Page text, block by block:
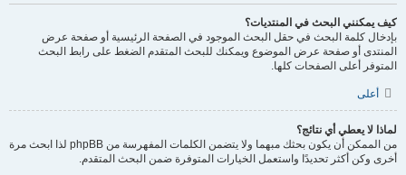
كيف يمكنني البحث في المنتديات؟
بإدخال كلمة البحث في حقل البحث الموجود في الصفحة الرئيسية أو صفحة عرض
المنتدى أو صفحة عرض الموضوع ويمكنك للبحث المتقدم الضغط على رابط البحث
المتوفر أعلى الصفحات كلها.
أعلى
لماذا لا يعطي أي نتائج؟
من الممكن أن يكون بحثك مبهما ولا يتضمن الكلمات المفهرسة من phpBB لذا ابحث مرة
أخرى وكن أكثر تحديدًا واستعمل الخيارات المتوفرة ضمن البحث المتقدم.